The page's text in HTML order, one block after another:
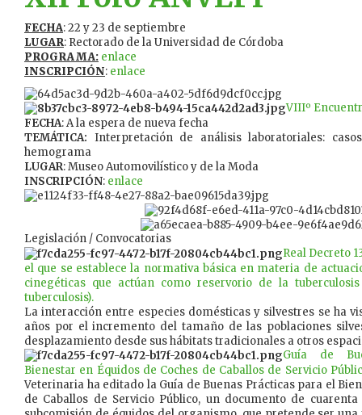
FECHA: 22 y 23 de septiembre
LUGAR: Rectorado de la Universidad de Córdoba
PROGRAMA: enlace
INSCRIPCIÓN: enlace
VIIIº
FECHA: A la espera de nueva fecha
TEMÁTICA: Interpretación de análisis laboratoriales:
hemograma
LUGAR: Museo Automovilístico y de la Moda
INSCRIPCIÓN: enlace
Legislación / Convocatorias
Real Decreto
el que se establece la normativa básica en materia de
cinegéticas que actúan como reservorio de la
tuberculosis).
La interacción entre especies domésticas y silvestres se ha
años por el incremento del tamaño de las poblaciones
desplazamiento desde sus hábitats tradicionales a otros
Guía de
Bienestar en Équidos de Coches de Caballos de Servicio
Veterinaria ha editado la Guía de Buenas Prácticas para el
de Caballos de Servicio Público, un documento de